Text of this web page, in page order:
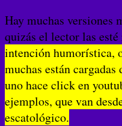
Hay muchas versiones
quizás el lector las esté
intención humorística,
muchas están
uno hace click en
ejemplos, que van
escatológico.